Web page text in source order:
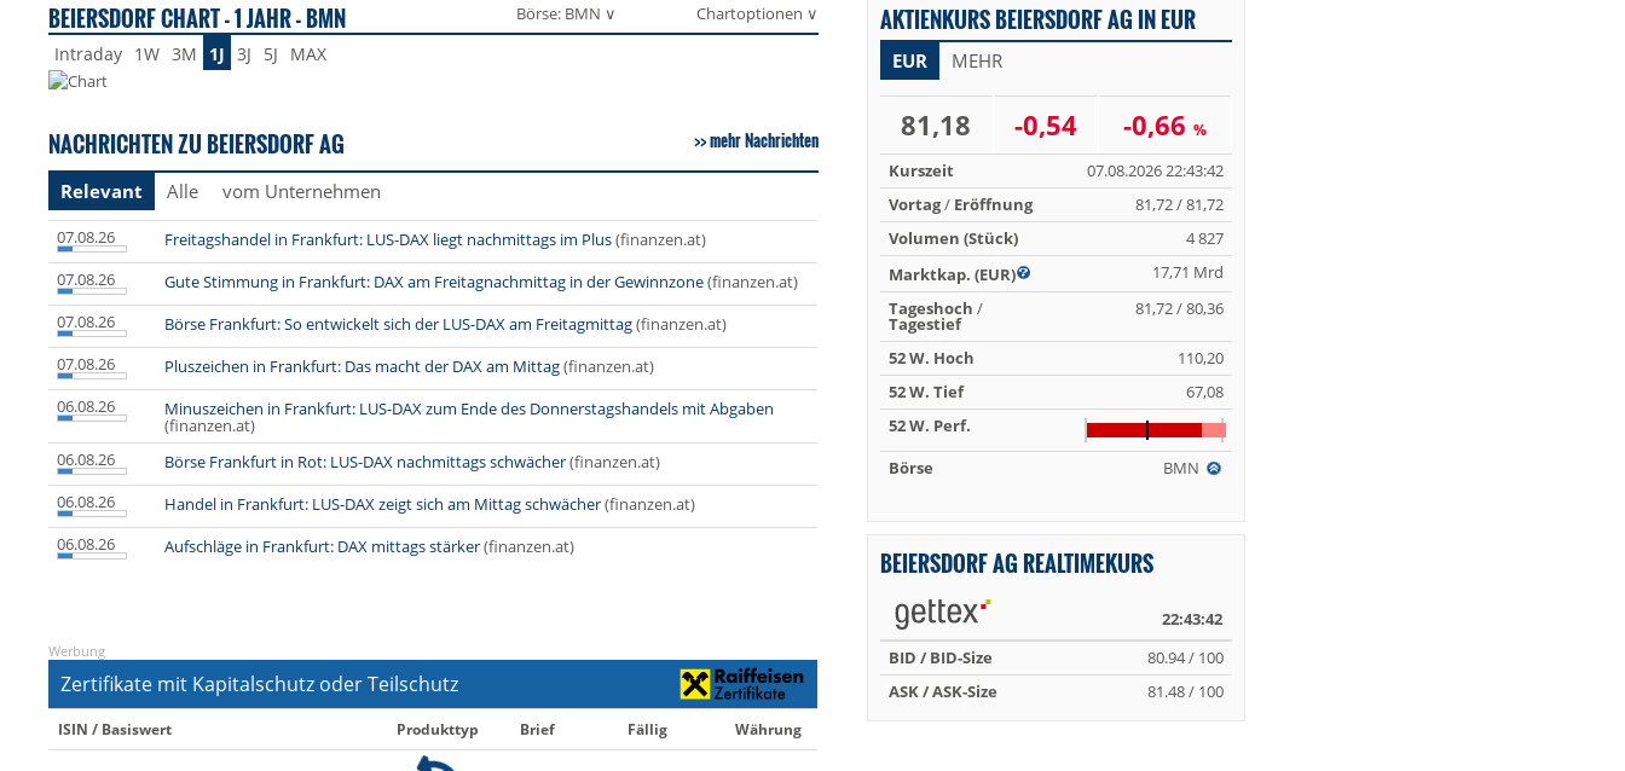
BEIERSDORF CHART - 1 JAHR - BMN Börse: BMN ∨ Chartoptionen ∨
Intraday 1W 3M 1J 3J 5J MAX
NACHRICHTEN ZU BEIERSDORF AG mehr Nachrichten
Relevant Alle vom Unternehmen
07.08.26 Freitagshandel in Frankfurt: LUS-DAX liegt nachmittags im Plus(finanzen.at)
07.08.26
Gute Stimmung in Frankfurt: DAX am Freitagnachmittag in der Gewinnzone(finanzen.at)
07.08.26
Börse Frankfurt: So entwickelt sich der LUS-DAX am Freitagmittag(finanzen.at)
07.08.26
Pluszeichen in Frankfurt: Das macht der DAX am Mittag(finanzen.at)
06.08.26
Minuszeichen in Frankfurt: LUS-DAX zum Ende des Donnerstagshandels mit Abgaben
(finanzen.at)
06.08.26
Börse Frankfurt in Rot: LUS-DAX nachmittags schwächer(finanzen.at)
06.08.26
Handel in Frankfurt: LUS-DAX zeigt sich am Mittag schwächer(finanzen.at)
06.08.26
Aufschläge in Frankfurt: DAX mittags stärker(finanzen.at)
Werbung
Zertifikate mit Kapitalschutz oder Teilschutz
ISIN / Basiswert Produkttyp Brief Fällig Währung
AKTIENKURS BEIERSDORF AG IN EUR
EUR MEHR
81,18 -0,54 -0,66 %
Kurszeit
07.08.2026 22:43:42
Vortag/ Eröffnung
81,72 / 81,72
Volumen (Stück)
4 827
Marktkap. (EUR)
17,71 Mrd
Tageshoch /
Tagestief
81,72 / 80,36
52 W. Hoch
110,20
52 W. Tief
67,08
52 W. Perf.
Börse
BMN
BEIERSDORF AG REALTIMEKURS
22:43:42
BID / BID-Size
80.94 / 100
ASK / ASK-Size
81.48 / 100